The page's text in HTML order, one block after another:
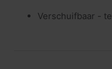
Verschuifbaar -